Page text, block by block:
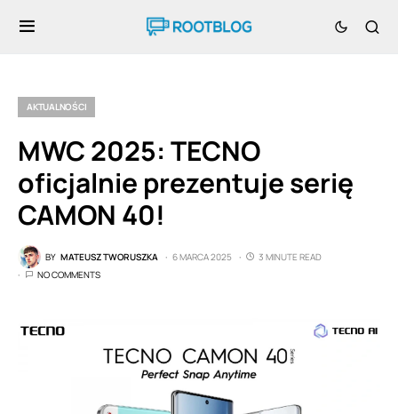
AKTUALNOŚCI
MWC 2025: TECNO
oficjalnie prezentuje serię
CAMON 40!
BY MATEUSZ TWORUSZKA 6 MARCA 2025
3 MINUTE READ
NO COMMENTS